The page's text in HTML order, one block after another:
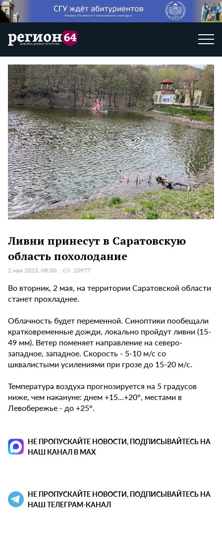
Ливни принесут в Саратовскую
область похолодание
2 мая 2023, 08:00 10977
Во вторник, 2 мая, на территории Саратовской области
станет прохладнее.
Облачность будет переменной. Синоптики пообещали
кратковременные дожди, локально пройдут ливни (15-
49 мм). Ветер поменяет направление на северо-
западное, западное. Скорость - 5-10 м/с со
шквалистыми усилениями при грозе до 15-20 м/с.
Температура воздуха прогнозируется на 5 градусов
ниже, чем накануне: днем +15...+20°, местами в
Левобережье - до +25°.
НЕ ПРОПУСКАЙТЕ НОВОСТИ, ПОДПИСЫВАЙТЕСЬ НА
НАШ КАНАЛ В MAX
НЕ ПРОПУСКАЙТЕ НОВОСТИ, ПОДПИСЫВАЙТЕСЬ НА
НАШ ТЕЛЕГРАМ-КАНАЛ